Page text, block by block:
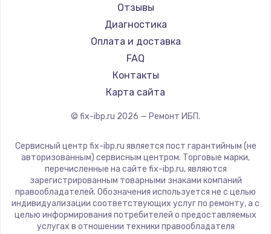
Отзывы
Диагностика
Оплата и доставка
FAQ
Контакты
Карта сайта
© fix-ibp.ru 2026 — Ремонт ИБП.
Сервисный центр fix-ibp.ru является пост гарантийным (не
авторизованным) сервисным центром. Торговые марки,
перечисленные на сайте fix-ibp.ru, являются
зарегистрированным товарными знаками компаний
правообладателей. Обозначения используется не с целью
индивидуализации соответствующих услуг по ремонту, а с
целью информирования потребителей о предоставляемых
услугах в отношении техники правообладателя